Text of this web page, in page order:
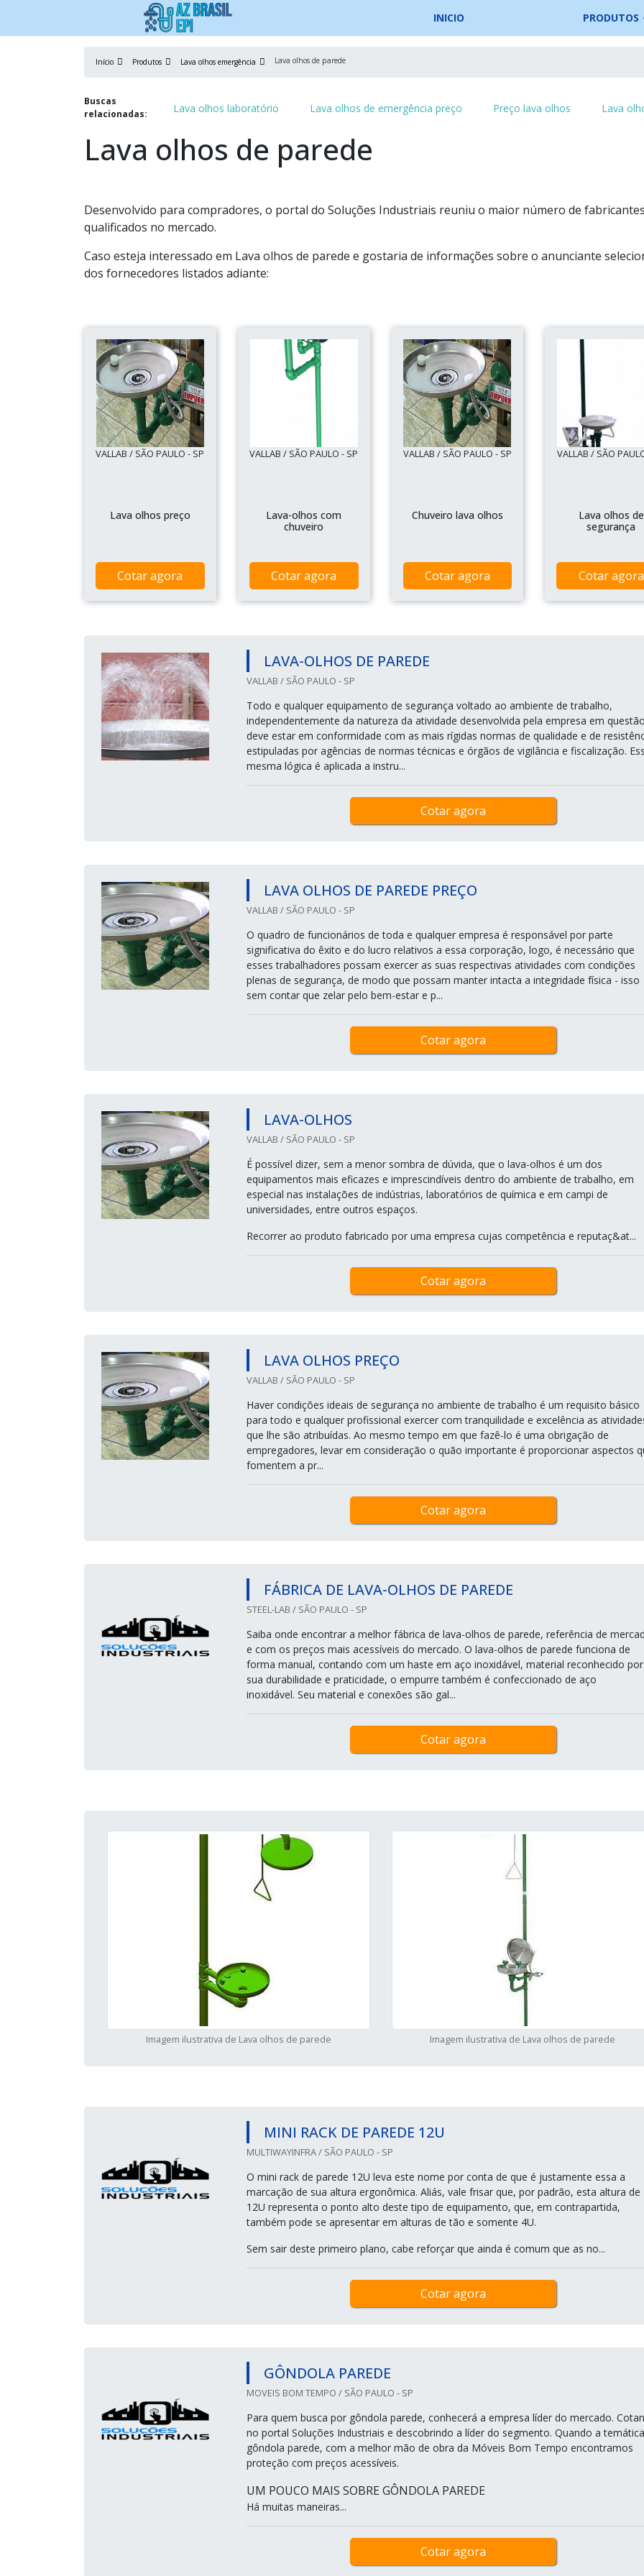
INICIO PRODUTOS
Início Produtos Lava olhos emergência Lava olhos de parede
Buscas
relacionadas:
Lava olhos laboratório Lava olhos de emergência preço Preço lava olhos Lava
Lava olhos de parede
Desenvolvido para compradores, o portal do Soluções Industriais reuniu o maior número de
qualificados no mercado.
Caso esteja interessado em Lava olhos de parede e gostaria de informações sobre o anunciante
dos fornecedores listados adiante:
VALLAB / SÃO PAULO - SP
Lava olhos preço
Cotar agora
VALLAB / SÃO PAULO - SP
Lava-olhos com
chuveiro
Cotar agora
VALLAB / SÃO PAULO - SP
Chuveiro lava olhos
Cotar agora
VALLAB / SÃO
Lava olhos de
segurança
Cotar agora
LAVA-OLHOS DE PAREDE
VALLAB / SÃO PAULO - SP
Todo e qualquer equipamento de segurança voltado ao ambiente de trabalho,
independentemente da natureza da atividade desenvolvida pela empresa em
deve estar em conformidade com as mais rígidas normas de qualidade e de
estipuladas por agências de normas técnicas e órgãos de vigilância e fiscalização.
mesma lógica é aplicada a instru...
Cotar agora
LAVA OLHOS DE PAREDE PREÇO
VALLAB / SÃO PAULO - SP
O quadro de funcionários de toda e qualquer empresa é responsável por parte
significativa do êxito e do lucro relativos a essa corporação, logo, é necessário que
esses trabalhadores possam exercer as suas respectivas atividades com condições
plenas de segurança, de modo que possam manter intacta a integridade física - isso
sem contar que zelar pelo bem-estar e p...
Cotar agora
LAVA-OLHOS
VALLAB / SÃO PAULO - SP
É possível dizer, sem a menor sombra de dúvida, que o lava-olhos é um dos
equipamentos mais eficazes e imprescindíveis dentro do ambiente de trabalho, em
especial nas instalações de indústrias, laboratórios de química e em campi de
universidades, entre outros espaços.
Recorrer ao produto fabricado por uma empresa cujas competência e reputaç&at...
Cotar agora
LAVA OLHOS PREÇO
VALLAB / SÃO PAULO - SP
Haver condições ideais de segurança no ambiente de trabalho é um requisito básico
para todo e qualquer profissional exercer com tranquilidade e excelência as
que lhe são atribuídas. Ao mesmo tempo em que fazê-lo é uma obrigação de
empregadores, levar em consideração o quão importante é proporcionar aspectos
fomentem a pr...
Cotar agora
FÁBRICA DE LAVA-OLHOS DE PAREDE
STEEL-LAB / SÃO PAULO - SP
Saiba onde encontrar a melhor fábrica de lava-olhos de parede, referência de
e com os preços mais acessíveis do mercado. O lava-olhos de parede funciona de
forma manual, contando com um haste em aço inoxidável, material reconhecido por
sua durabilidade e praticidade, o empurre também é confeccionado de aço
inoxidável. Seu material e conexões são gal...
Cotar agora
Imagem ilustrativa de Lava olhos de parede Imagem ilustrativa de Lava olhos de parede
MINI RACK DE PAREDE 12U
MULTIWAYINFRA / SÃO PAULO - SP
O mini rack de parede 12U leva este nome por conta de que é justamente essa a
marcação de sua altura ergonômica. Aliás, vale frisar que, por padrão, esta altura de
12U representa o ponto alto deste tipo de equipamento, que, em contrapartida,
também pode se apresentar em alturas de tão e somente 4U.
Sem sair deste primeiro plano, cabe reforçar que ainda é comum que as no...
Cotar agora
GÔNDOLA PAREDE
MOVEIS BOM TEMPO / SÃO PAULO - SP
Para quem busca por gôndola parede, conhecerá a empresa líder do mercado.
no portal Soluções Industriais e descobrindo a líder do segmento. Quando a
gôndola parede, com a melhor mão de obra da Móveis Bom Tempo encontramos
proteção com preços acessíveis.
UM POUCO MAIS SOBRE GÔNDOLA PAREDE
Há muitas maneiras...
Cotar agora